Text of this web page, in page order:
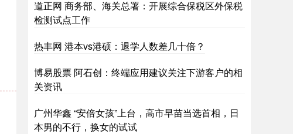
道正网 商务部、海关总署：开展综合保税区外保税
检测试点工作
热丰网 港本vs港硕：退学人数差几十倍？
博易股票 阿石创：终端应用建议关注下游客户的相
关资讯
广州华鑫 “安倍女孩”上台，高市早苗当选首相，日
本男的不行，换女的试试